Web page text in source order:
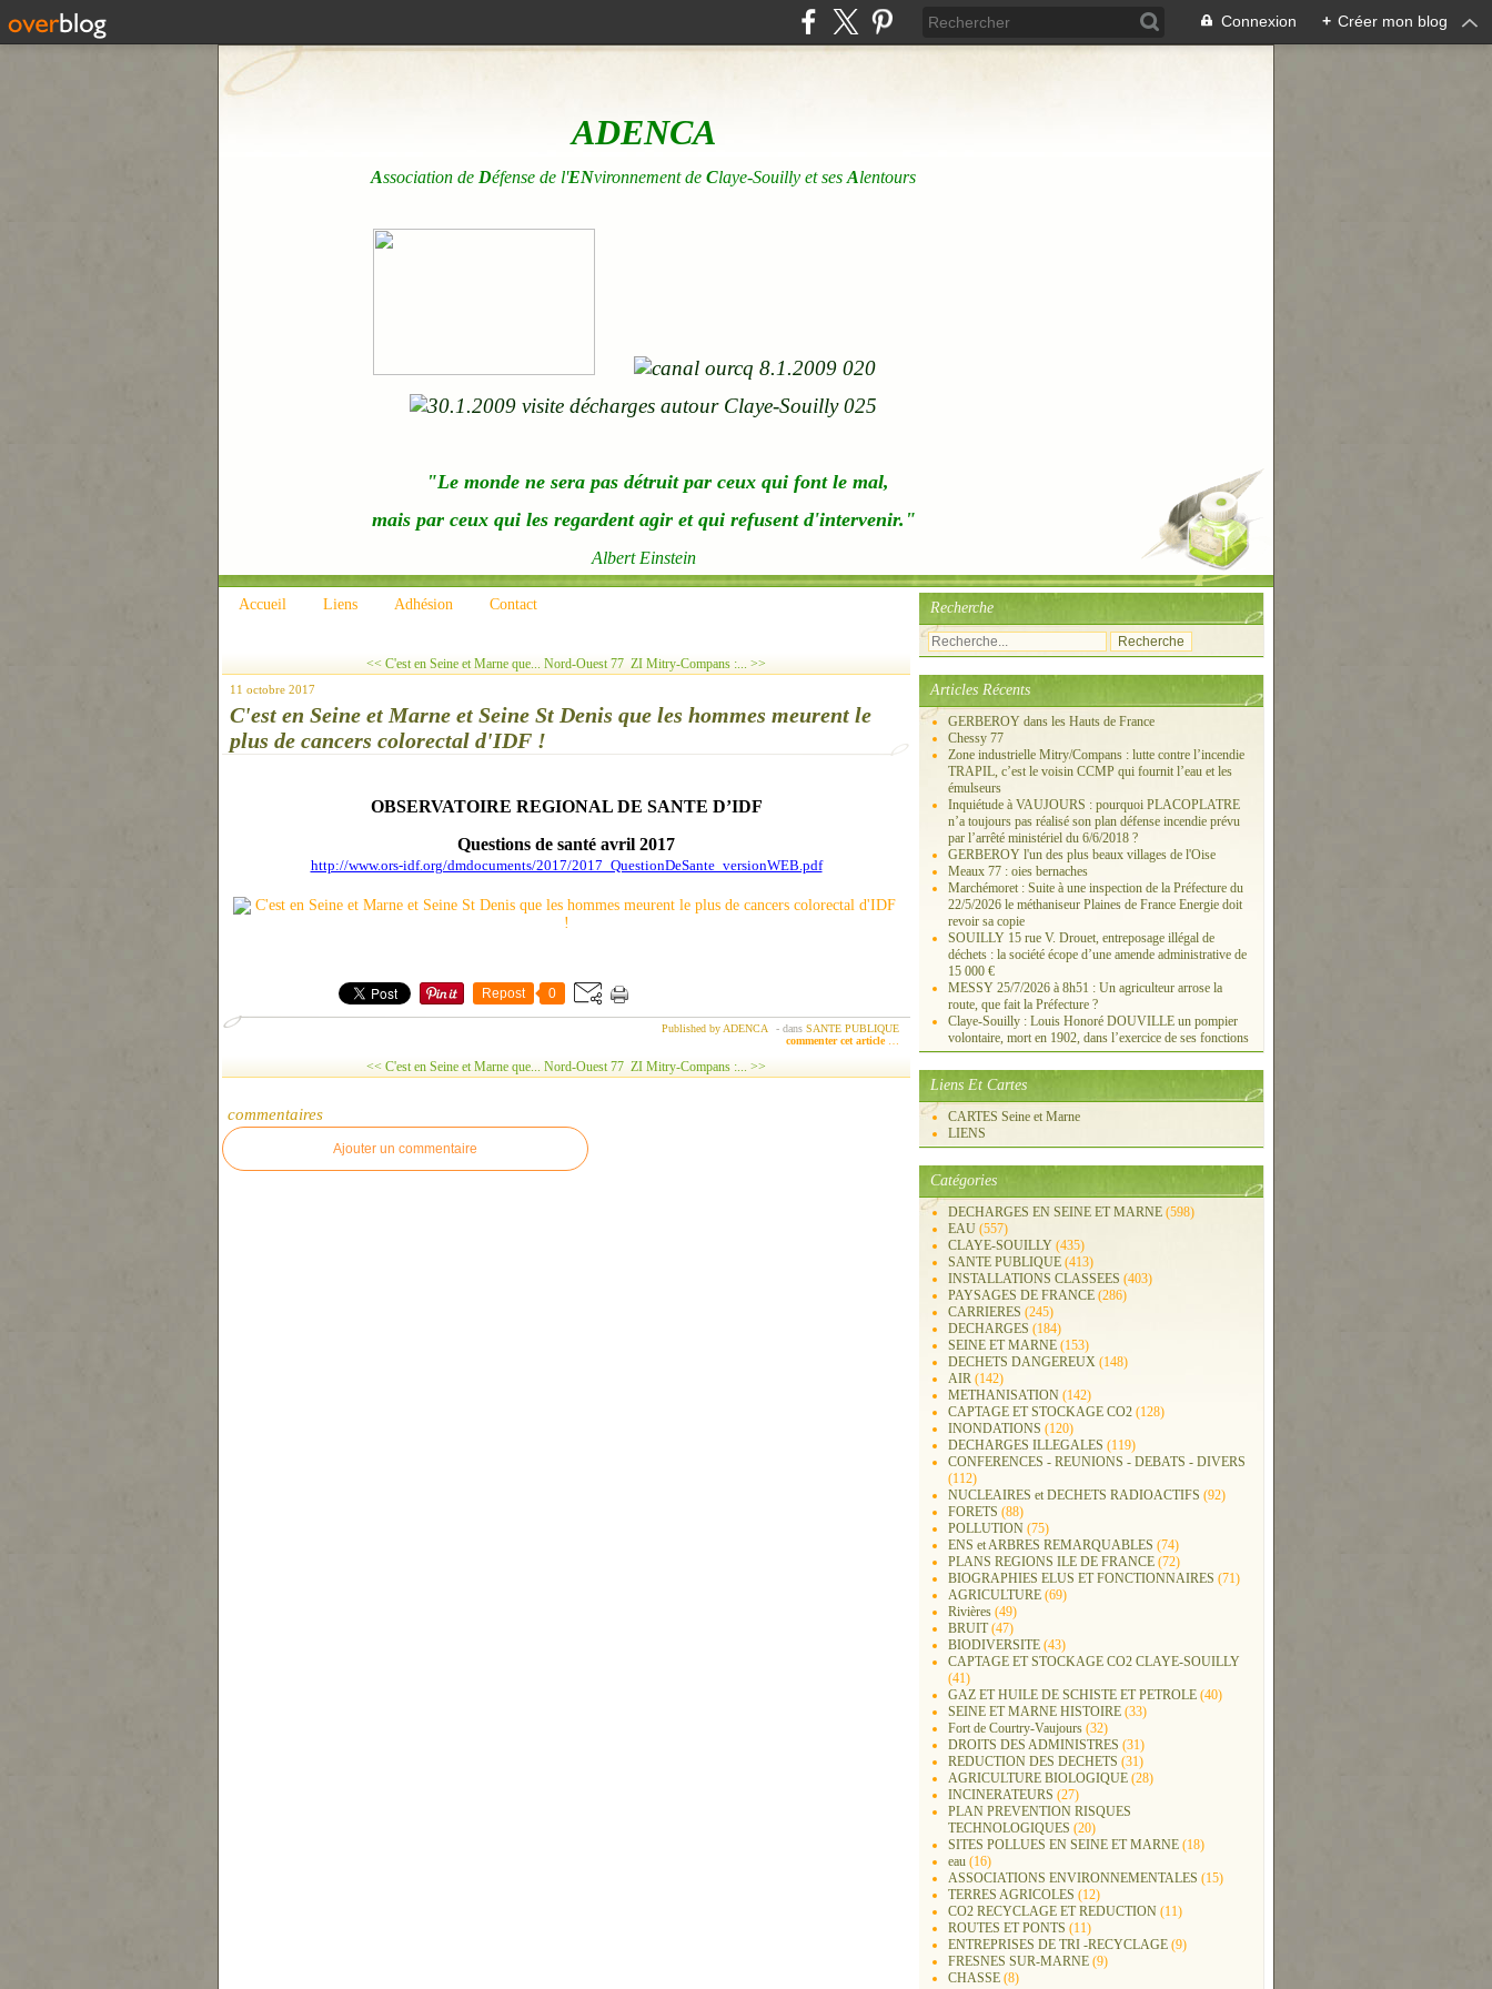
Connexion + Créer mon blog
ADENCA
Association de Défense de l'ENvironnement de Claye-Souilly et ses Alentours
"Le monde ne sera pas détruit par ceux qui font le mal,
mais par ceux qui les regardent agir et qui refusent d'intervenir."
Albert Einstein
Accueil Liens Adhésion Contact
<< C'est en Seine et Marne que... Nord-Ouest 77 ZI Mitry-Compans :... >>
11 octobre 2017
C'est en Seine et Marne et Seine St Denis que les hommes meurent le
plus de cancers colorectal d'IDF !
OBSERVATOIRE REGIONAL DE SANTE D’IDF
Questions de santé avril 2017
http://www.ors-idf.org/dmdocuments/2017/2017_QuestionDeSante_versionWEB.pdf
Repost 0
Published by ADENCA - dans SANTE PUBLIQUE
commenter cet article
<< C'est en Seine et Marne que... Nord-Ouest 77 ZI Mitry-Compans :... >>
commentaires
Ajouter un commentaire
Recherche
Articles Récents
GERBEROY dans les Hauts de France
Chessy 77
Zone industrielle Mitry/Compans : lutte contre l’incendie
TRAPIL, c’est le voisin CCMP qui fournit l’eau et les
émulseurs
Inquiétude à VAUJOURS : pourquoi PLACOPLATRE
n’a toujours pas réalisé son plan défense incendie prévu
par l’arrêté ministériel du 6/6/2018 ?
GERBEROY l'un des plus beaux villages de l'Oise
Meaux 77 : oies bernaches
Marchémoret : Suite à une inspection de la Préfecture du
22/5/2026 le méthaniseur Plaines de France Energie doit
revoir sa copie
SOUILLY 15 rue V. Drouet, entreposage illégal de
déchets : la société écope d’une amende administrative de
15 000 €
MESSY 25/7/2026 à 8h51 : Un agriculteur arrose la
route, que fait la Préfecture ?
Claye-Souilly : Louis Honoré DOUVILLE un pompier
volontaire, mort en 1902, dans l’exercice de ses fonctions
Liens Et Cartes
CARTES Seine et Marne
LIENS
Catégories
DECHARGES EN SEINE ET MARNE (598)
EAU (557)
CLAYE-SOUILLY (435)
SANTE PUBLIQUE (413)
INSTALLATIONS CLASSEES (403)
PAYSAGES DE FRANCE (286)
CARRIERES (245)
DECHARGES (184)
SEINE ET MARNE (153)
DECHETS DANGEREUX (148)
AIR (142)
METHANISATION (142)
CAPTAGE ET STOCKAGE CO2 (128)
INONDATIONS (120)
DECHARGES ILLEGALES (119)
CONFERENCES - REUNIONS - DEBATS - DIVERS
(112)
NUCLEAIRES et DECHETS RADIOACTIFS (92)
FORETS (88)
POLLUTION (75)
ENS et ARBRES REMARQUABLES (74)
PLANS REGIONS ILE DE FRANCE (72)
BIOGRAPHIES ELUS ET FONCTIONNAIRES (71)
AGRICULTURE (69)
Rivières (49)
BRUIT(47)
BIODIVERSITE (43)
CAPTAGE ET STOCKAGE CO2 CLAYE-SOUILLY
(41)
GAZ ET HUILE DE SCHISTE ET PETROLE (40)
SEINE ET MARNE HISTOIRE (33)
Fort de Courtry-Vaujours (32)
DROITS DES ADMINISTRES (31)
REDUCTION DES DECHETS (31)
AGRICULTURE BIOLOGIQUE (28)
INCINERATEURS (27)
PLAN PREVENTION RISQUES
TECHNOLOGIQUES (20)
SITES POLLUES EN SEINE ET MARNE (18)
eau (16)
ASSOCIATIONS ENVIRONNEMENTALES (15)
TERRES AGRICOLES (12)
CO2 RECYCLAGE ET REDUCTION (11)
ROUTES ET PONTS (11)
ENTREPRISES DE TRI -RECYCLAGE (9)
FRESNES SUR-MARNE (9)
CHASSE (8)